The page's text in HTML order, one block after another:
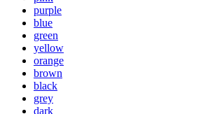
purple
blue
green
yellow
orange
brown
black
grey
dark